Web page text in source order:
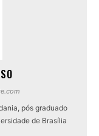
pós graduado
de Brasília